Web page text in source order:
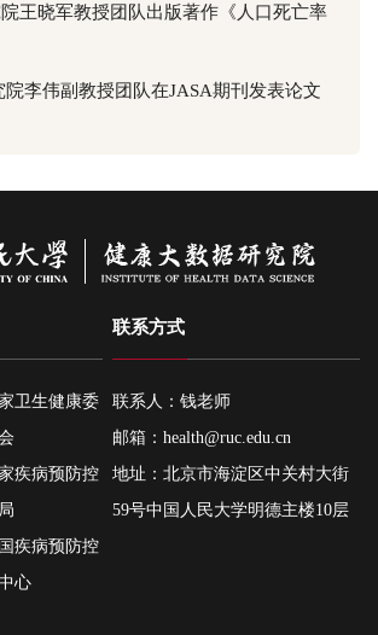
王晓军教授团队出版著作《人口死亡率
李伟副教授团队在JASA期刊发表论文
卫生健康委
疾病预防控
疾病预防控
心
联系方式
联系人：钱老师
邮箱：health@ruc.edu.cn
地址：北京市海淀区中关村大街
59号中国人民大学明德主楼10层